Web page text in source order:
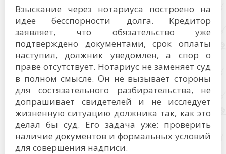
Взыскание через нотариуса построено на
идее бесспорности долга. Кредитор
заявляет, что обязательство уже
подтверждено документами, срок оплаты
наступил, должник уведомлен, а спор о
праве отсутствует. Нотариус не заменяет суд
в полном смысле. Он не вызывает стороны
для состязательного разбирательства, не
допрашивает свидетелей и не исследует
жизненную ситуацию должника так, как это
делал бы суд. Его задача уже: проверить
наличие документов и формальных условий
для совершения надписи.